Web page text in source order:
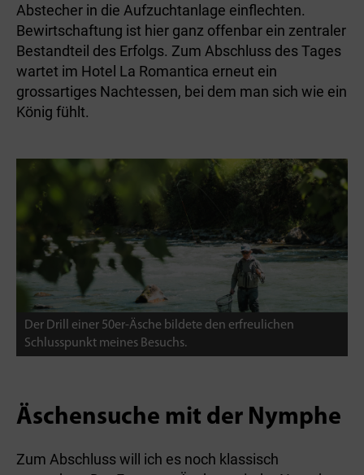
Abstecher in die Aufzuchtanlage einflechten.
Bewirtschaftung ist hier ganz offenbar ein zentraler
Bestandteil des Erfolgs. Zum Abschluss des Tages
wartet im Hotel La Romantica erneut ein
grossartiges Nachtessen, bei dem man sich wie ein
König fühlt.
Der Drill einer 50er-Äsche bildete den erfreulichen
Schlusspunkt meines Besuchs.
Äschensuche mit der Nymphe
Zum Abschluss will ich es noch klassisch